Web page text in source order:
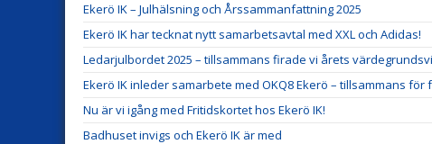
Ekerö IK – Julhälsning och Årssammanfattning 2025
Ekerö IK har tecknat nytt samarbetsavtal med XXL och Adidas!
Ledarjulbordet 2025 – tillsammans firade vi årets
Ekerö IK inleder samarbete med OKQ8 Ekerö – tillsammans för
Nu är vi igång med Fritidskortet hos Ekerö IK!
Badhuset invigs och Ekerö IK är med